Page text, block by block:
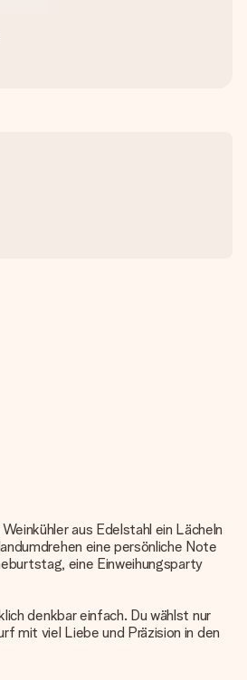
aus Edelstahl ein Lächeln
eine persönliche Note
eine Einweihungsparty
denkbar einfach. Du wählst nur
mit viel Liebe und Präzision in den